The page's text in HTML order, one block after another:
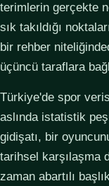
terimlerin gerçekte
sık takıldığı
bir rehber
üçüncü taraflara
Türkiye'de spor
aslında istatistik
gidişatı, bir
tarihsel karşılaşma
zaman abartılı